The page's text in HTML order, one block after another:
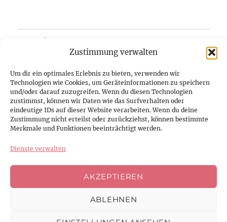
Zustimmung verwalten
Um dir ein optimales Erlebnis zu bieten, verwenden wir
Technologien wie Cookies, um Geräteinformationen zu speichern
und/oder darauf zuzugreifen. Wenn du diesen Technologien
zustimmst, können wir Daten wie das Surfverhalten oder
eindeutige IDs auf dieser Website verarbeiten. Wenn du deine
Zustimmung nicht erteilst oder zurückziehst, können bestimmte
Merkmale und Funktionen beeinträchtigt werden.
Dienste verwalten
AKZEPTIEREN
ABLEHNEN
Kontakt
Datenschutzerklärung
Cookie-Richtlinie (EU)
Instagram
Youtube